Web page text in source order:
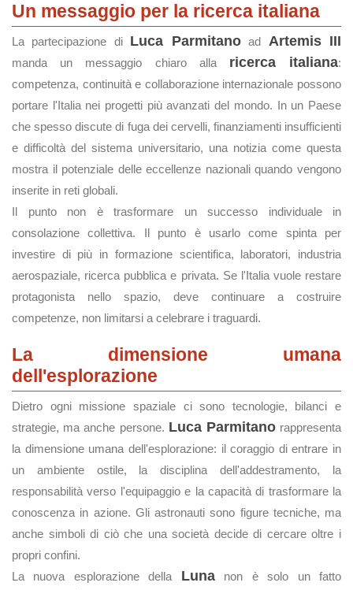
Un messaggio per la ricerca italiana
La partecipazione di Luca Parmitanoad Artemis III
manda un messaggio chiaro alla ricerca italiana:
competenza, continuità e collaborazione internazionale possono
portare l'Italia nei progetti più avanzati del mondo. In un Paese
che spesso discute di fuga dei cervelli, finanziamenti insufficienti
e difficoltà del sistema universitario, una notizia come questa
mostra il potenziale delle eccellenze nazionali quando vengono
inserite in reti globali.
Il punto non è trasformare un successo individuale in
consolazione collettiva. Il punto è usarlo come spinta per
investire di più in formazione scientifica, laboratori, industria
aerospaziale, ricerca pubblica e privata. Se l'Italia vuole restare
protagonista nello spazio, deve continuare a costruire
competenze, non limitarsi a celebrare i traguardi.
La dimensione umana
dell'esplorazione
Dietro ogni missione spaziale ci sono tecnologie, bilanci e
strategie, ma anche persone. Luca Parmitanorappresenta
la dimensione umana dell'esplorazione: il coraggio di entrare in
un ambiente ostile, la disciplina dell'addestramento, la
responsabilità verso l'equipaggio e la capacità di trasformare la
conoscenza in azione. Gli astronauti sono figure tecniche, ma
anche simboli di ciò che una società decide di cercare oltre i
propri confini.
La nuova esplorazione della Lunanon è solo un fatto